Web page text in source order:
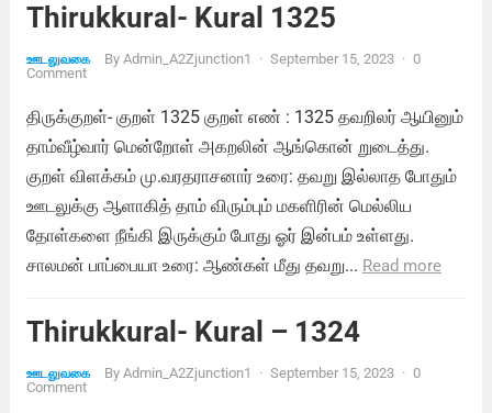
Thirukkural- Kural 1325
ஊடலுவகை By Admin_A2Zjunction1 · September 15, 2023 · 0
Comment
திருக்குறள்- குறள் 1325 குறள் எண் : 1325 தவறிலர் ஆயினும்
தாம்வீழ்வார் மென்றோள் அகறலின் ஆங்கொன் றுடைத்து.
குறள் விளக்கம் மு.வரதராசனார் உரை: தவறு இல்லாத போதும்
ஊடலுக்கு ஆளாகித் தாம் விரும்பும் மகளிரின் மெல்லிய
தோள்களை நீங்கி இருக்கும் போது ஓர் இன்பம் உள்ளது.
சாலமன் பாப்பையா உரை: ஆண்கள் மீது தவறு... Read more
Thirukkural- Kural – 1324
ஊடலுவகை By Admin_A2Zjunction1 · September 15, 2023 · 0
Comment